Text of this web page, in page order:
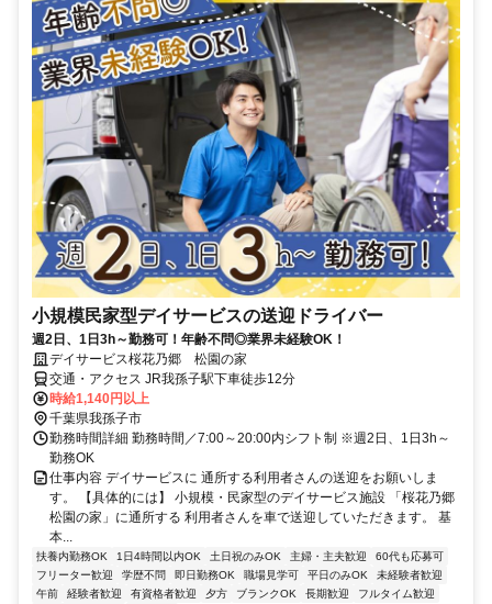
小規模民家型デイサービスの送迎ドライバー
週2日、1日3h～勤務可！年齢不問◎業界未経験OK！
デイサービス桜花乃郷 松園の家
交通・アクセス JR我孫子駅下車徒歩12分
時給1,140円以上
千葉県我孫子市
勤務時間詳細 勤務時間／7:00～20:00内シフト制 ※週2日、1日3h～
勤務OK
仕事内容 デイサービスに 通所する利用者さんの送迎をお願いしま
す。 【具体的には】 小規模・民家型のデイサービス施設 「桜花乃郷
松園の家」に通所する 利用者さんを車で送迎していただきます。 基
本...
扶養内勤務OK 1日4時間以内OK 土日祝のみOK 主婦・主夫歓迎
60代も応募可
フリーター歓迎
学歴不問 即日勤務OK 職場見学可 平日のみOK
未経験者歓迎
午前
経験者歓迎 有資格者歓迎 夕方 ブランクOK 長期歓迎
フルタイム歓迎